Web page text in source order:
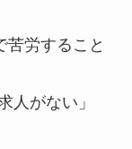
労すること
人がない」